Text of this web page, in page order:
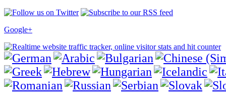
Google+